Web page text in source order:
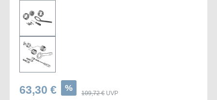
63,30 € %
109,72 € UVP